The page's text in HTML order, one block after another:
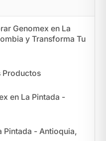
Genomex en La
y Transforma Tu
Productos
en La Pintada -
Pintada - Antioquia,